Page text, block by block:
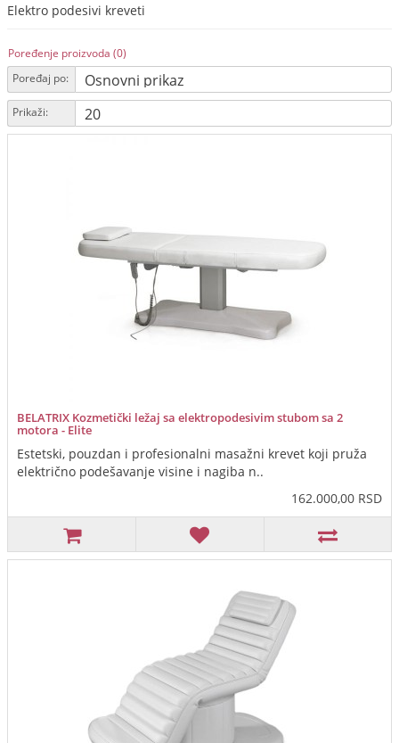
Elektro podesivi kreveti
Poređenje proizvoda (0)
Poređaj po:
Prikaži:
BELATRIX Kozmetički ležaj sa elektropodesivim stubom sa 2
motora - Elite
Estetski, pouzdan i profesionalni masažni krevet koji pruža
električno podešavanje visine i nagiba n..
162.000,00 RSD